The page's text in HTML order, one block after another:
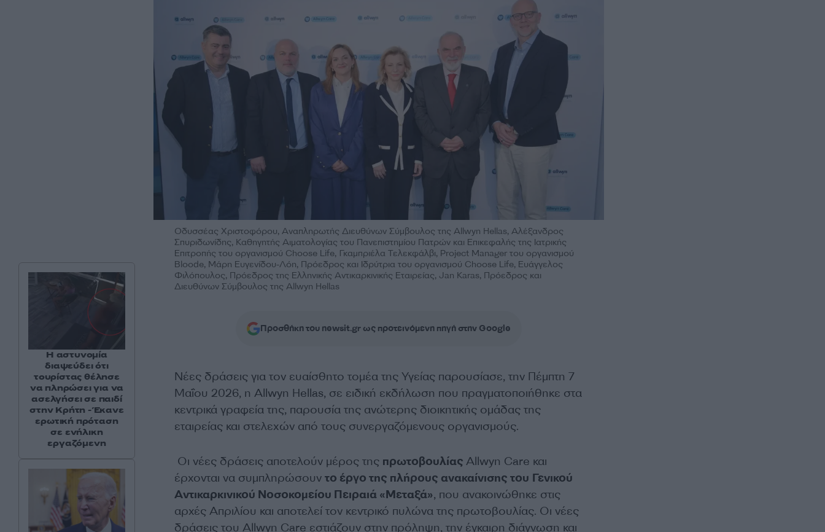
Οδυσσέας Χριστοφόρου, Αναπληρωτής Διευθύνων Σύμβουλος της Allwyn Hellas, Αλέξανδρος
Σπυριδωνίδης, Καθηγητής Αιματολογίας του Πανεπιστημίου Πατρών και Επικεφαλής της Ιατρικής
Επιτροπής του οργανισμού Choose Life, Γκαμπριέλα Τελεκφάλβι, Project Manager του οργανισμού
Bloode, Μάρη Ευγενίδου-Λόη, Πρόεδρος και Ιδρύτρια του οργανισμού Choose Life, Ευάγγελος
Φιλόπουλος, Πρόεδρος της Ελληνικής Αντικαρκινικής Εταιρείας, Jan Karas, Πρόεδρος και
Διευθύνων Σύμβουλος της Allwyn Hellas
Προσθήκη του newsit.gr ως προτεινόμενη πηγή στην Google
Νέες δράσεις για τον ευαίσθητο τομέα της Υγείας παρουσίασε, την Πέμπτη 7
Μαΐου 2026, η Allwyn Hellas, σε ειδική εκδήλωση που πραγματοποιήθηκε στα
κεντρικά γραφεία της, παρουσία της ανώτερης διοικητικής ομάδας της
εταιρείας και στελεχών από τους συνεργαζόμενους οργανισμούς.
Οι νέες δράσεις αποτελούν μέρος της πρωτοβουλίας Allwyn Care και
έρχονται να συμπληρώσουν το έργο της πλήρους ανακαίνισης του Γενικού
Αντικαρκινικού Νοσοκομείου Πειραιά «Μεταξά», που ανακοινώθηκε στις
αρχές Απριλίου και αποτελεί τον κεντρικό πυλώνα της πρωτοβουλίας. Οι νέες
δράσεις του Allwyn Care εστιάζουν στην πρόληψη, την έγκαιρη διάγνωση και
Η αστυνομία
διαψεύδει ότι
τουρίστας θέλησε
να πληρώσει για να
ασελγήσει σε παιδί
στην Κρήτη - Έκανε
ερωτική πρόταση
σε ενήλικη
εργαζόμενη